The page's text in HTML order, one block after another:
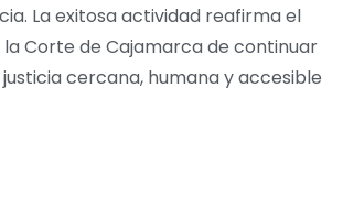
La exitosa actividad reafirma el
Corte de Cajamarca de continuar
cercana, humana y accesible